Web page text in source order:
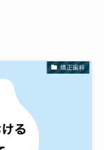
矯正歯科